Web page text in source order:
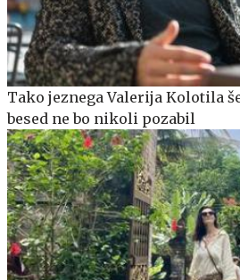
Tako jeznega Valerija Kolotila
besed ne bo nikoli pozabil